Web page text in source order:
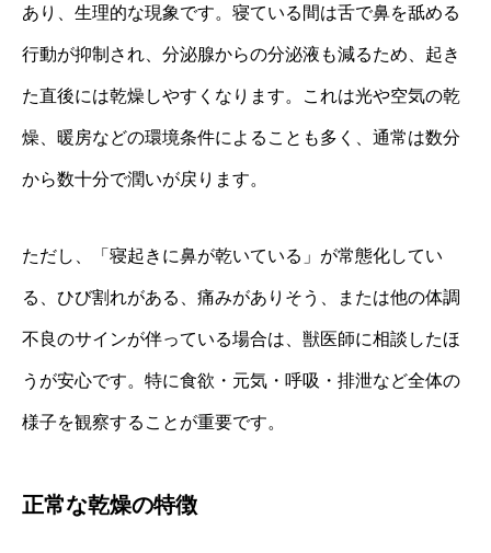
あり、生理的な現象です。寝ている間は舌で鼻を舐める
行動が抑制され、分泌腺からの分泌液も減るため、起き
た直後には乾燥しやすくなります。これは光や空気の乾
燥、暖房などの環境条件によることも多く、通常は数分
から数十分で潤いが戻ります。
ただし、「寝起きに鼻が乾いている」が常態化してい
る、ひび割れがある、痛みがありそう、または他の体調
不良のサインが伴っている場合は、獣医師に相談したほ
うが安心です。特に食欲・元気・呼吸・排泄など全体の
様子を観察することが重要です。
正常な乾燥の特徴